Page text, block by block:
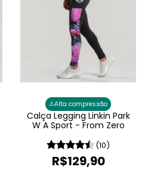
⚠️Alta compressão
Calça Legging Linkin Park
W A Sport - From Zero
(10)
R$129,90